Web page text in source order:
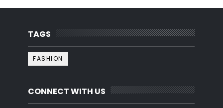
TAGS
FASHION
CONNECT WITH US